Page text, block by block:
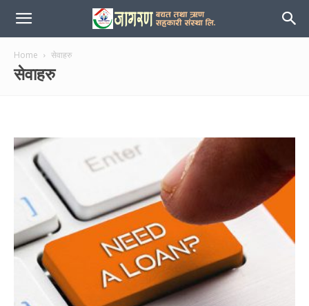
जागरण
Home सेवाहरु
सेवाहरु